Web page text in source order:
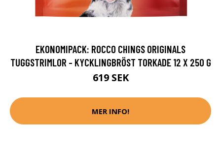
EKONOMIPACK: ROCCO CHINGS ORIGINALS
TUGGSTRIMLOR - KYCKLINGBRÖST TORKADE 12 X 250 G
619 SEK
MER INFO!